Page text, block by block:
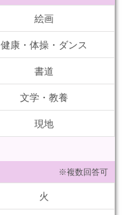
絵画
健康・体操・ダンス
書道
文学・教養
現地
※複数回答可
火